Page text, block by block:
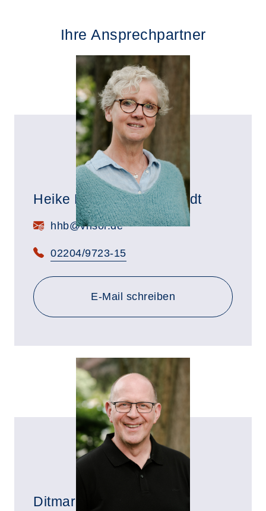
Ihre Ansprechpartner
Heike Herrmann-Behrendt
E-Mail:hhb@vhsor.de
Telefon:
02204/9723-15
E-Mail schreiben
Ditmar Dölger